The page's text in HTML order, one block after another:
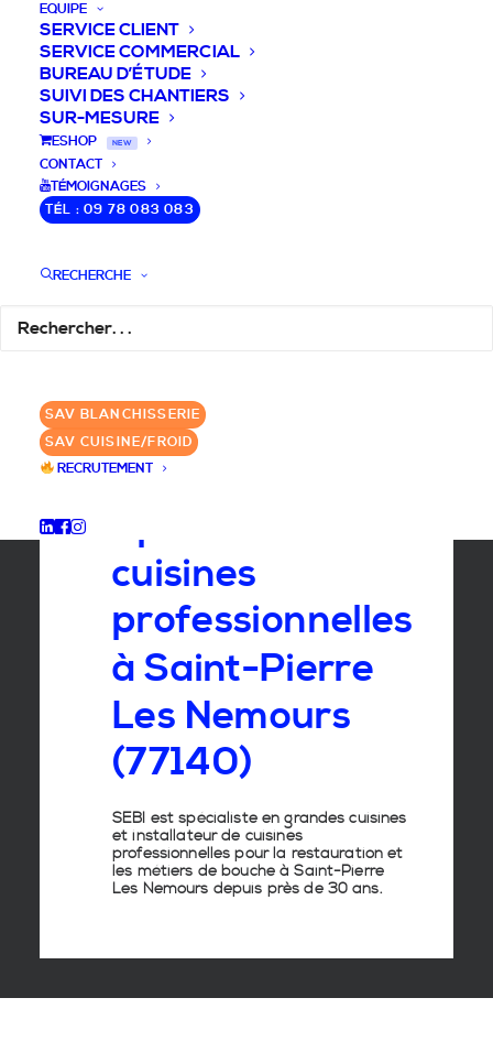
EQUIPE
SERVICE CLIENT
SERVICE COMMERCIAL
BUREAU D’ÉTUDE
SUIVI DES CHANTIERS
SUR-MESURE
ESHOP NEW
CONTACT
TÉMOIGNAGES
TÉL : 09 78 083 083
RECHERCHE
SAV BLANCHISSERIE
SAV CUISINE/FROID
RECRUTEMENT
DEVIS / CONSEILS /
QUESTIONS
✆ 09 78 083 083
GROUPE SEBI
Spécialiste
cuisines
professionnelles
à Saint-Pierre
Les Nemours
(77140)
SEBI est spécialiste en grandes cuisines
et installateur de cuisines
professionnelles pour la restauration et
les métiers de bouche à Saint-Pierre
Les Nemours depuis près de 30 ans.